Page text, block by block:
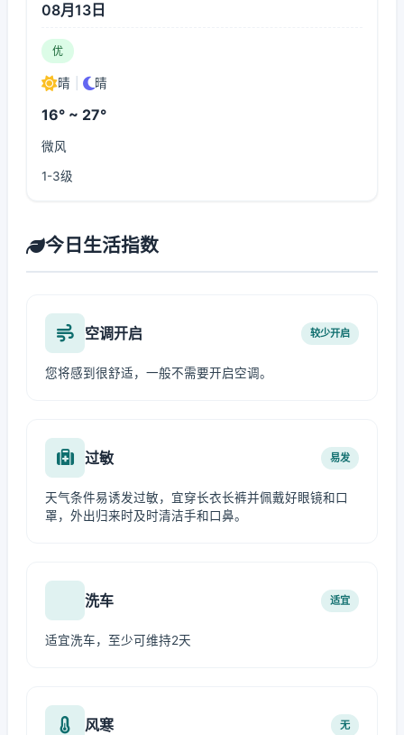
08月13日
优
晴 晴
16° ~ 27°
微风
1-3级
今日生活指数
空调开启 较少开启
您将感到很舒适，一般不需要开启空调。
过敏 易发
天气条件易诱发过敏，宜穿长衣长裤并佩戴好眼镜和口
罩，外出归来时及时清洁手和口鼻。
洗车 适宜
适宜洗车，至少可维持2天
风寒 无